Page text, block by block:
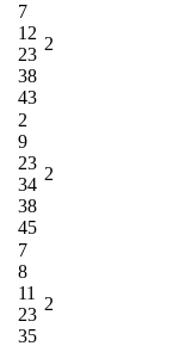
7
12
23
38
43
2
2
9
23
34
38
45
2
7
8
11
23
35
2